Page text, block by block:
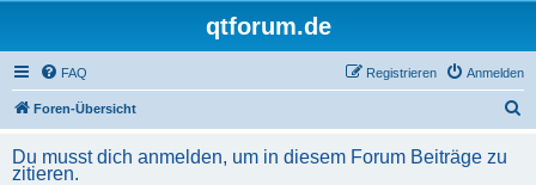
qtforum.de
FAQ Anmelden
Registrieren
Foren-Übersicht
Du musst dich anmelden, um in diesem Forum Beiträge zu
zitieren.